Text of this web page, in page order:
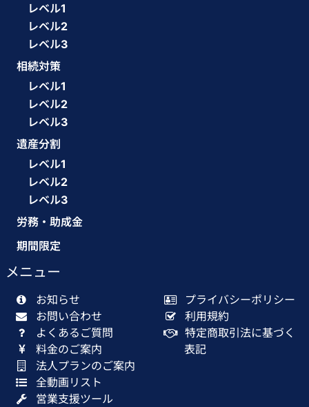
レベル1
レベル2
レベル3
相続対策
レベル1
レベル2
レベル3
遺産分割
レベル1
レベル2
レベル3
労務・助成金
期間限定
メニュー
お知らせ
お問い合わせ
よくあるご質問
料金のご案内
法人プランのご案内
全動画リスト
営業支援ツール
プライバシーポリシー
利用規約
特定商取引法に基づく
表記